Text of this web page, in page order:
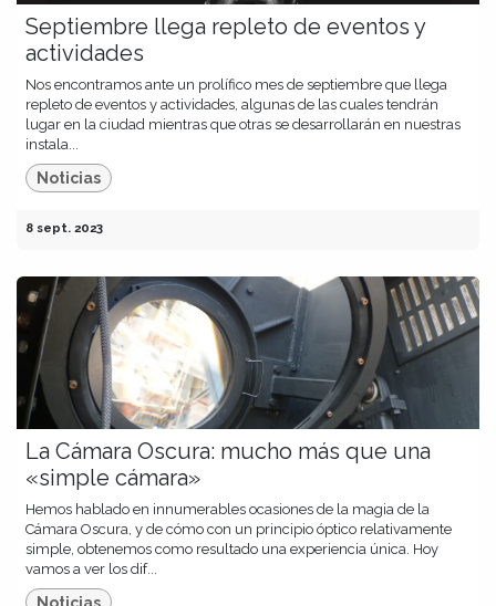
Septiembre llega repleto de eventos y
actividades
Nos encontramos ante un prolífico mes de septiembre que llega
repleto de eventos y actividades, algunas de las cuales tendrán
lugar en la ciudad mientras que otras se desarrollarán en nuestras
instala...
Noticias
8 sept. 2023
La Cámara Oscura: mucho más que una
«simple cámara»
Hemos hablado en innumerables ocasiones de la magia de la
Cámara Oscura, y de cómo con un principio óptico relativamente
simple, obtenemos como resultado una experiencia única. Hoy
vamos a ver los dif...
Noticias